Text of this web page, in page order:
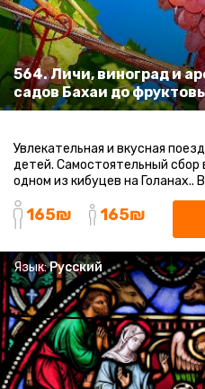
564. Личи, виноград и
садов Бахаи до
Увлекательная и вкусная
детей. Самостоятельный сбор
одном из кибуцев на Голанах..
только
165₪ 165₪
Язык:Русский